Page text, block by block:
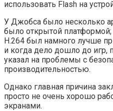
использовать Flash на
У Джобса было несколько
было открытой
H.264 был намного лучше
и когда дело дошло до игр,
указал на проблемы с
производительностью.
Однако главная причина
просто не очень хорошо
экранами.